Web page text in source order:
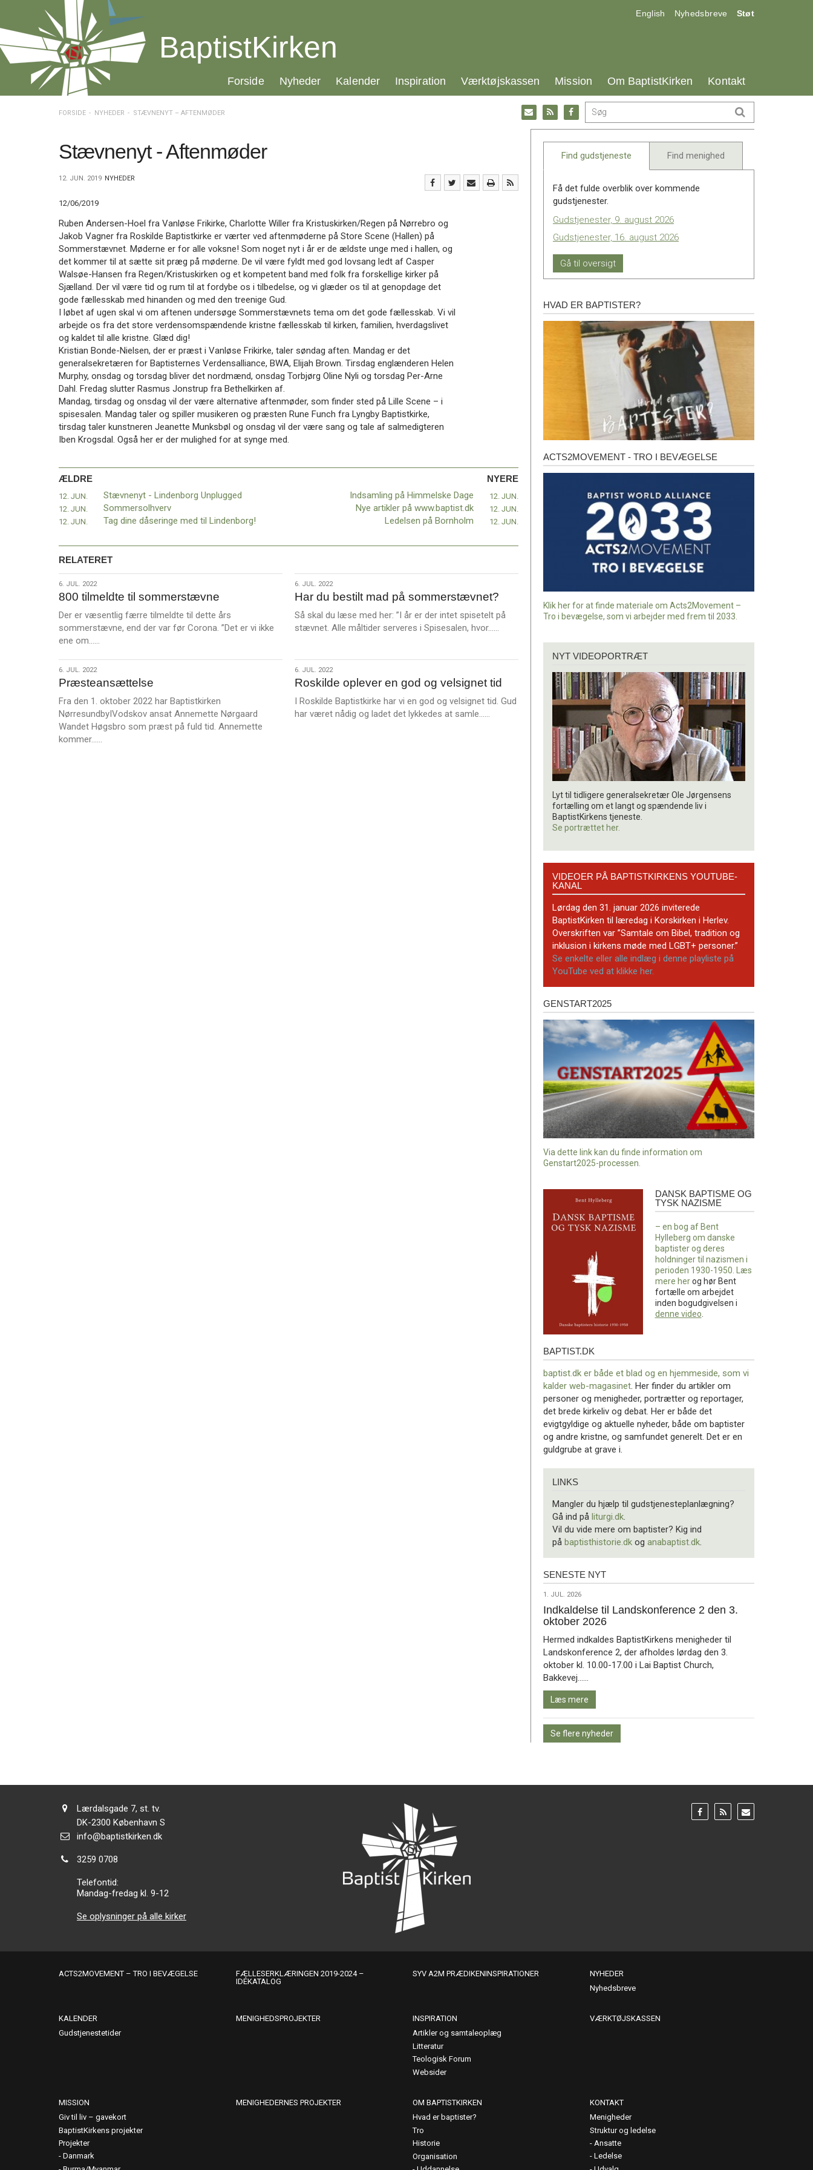
over
og
gå
Vend
tilbage
Værktøjskassen
BaptistKirken
Inspiration
Værktøjskassen
BaptistKirken
17.0:
English 18.0:
Nyhedsbreve 19.0:
Støt
BaptistKirken
20.0:
Forside 21.0:
Nyheder 22.0:
Kalender 23.0:
Inspiration 24.0:
Værktøjskassen 25.0:
Mission 26.0:
Om BaptistKirken 27.0:
Kontakt
FORSIDE NYHEDER STÆVNENYT – AFTENMØDER
Gå
til:
Facebook
Gå
til:
RSS
feed
Gå
til:
Email
Stævnenyt - Aftenmøder
12. JUN. 2019 NYHEDER
12/06/2019
Ruben Andersen-Hoel fra Vanløse Frikirke, Charlotte Willer fra Kristuskirken/Regen på Nørrebro og
Jakob Vagner fra Roskilde Baptistkirke er værter ved aftenmøderne på Store Scene (Hallen) på
Sommerstævnet. Møderne er for alle voksne! Som noget nyt i år er de ældste unge med i hallen, og
det kommer til at sætte sit præg på møderne. De vil være fyldt med god lovsang ledt af Casper
Walsøe-Hansen fra Regen/Kristuskirken og et kompetent band med folk fra forskellige kirker på
Sjælland. Der vil være tid og rum til at fordybe os i tilbedelse, og vi glæder os til at genopdage det
gode fællesskab med hinanden og med den treenige Gud.
I løbet af ugen skal vi om aftenen undersøge Sommerstævnets tema om det gode fællesskab. Vi vil
arbejde os fra det store verdensomspændende kristne fællesskab til kirken, familien, hverdagslivet
og kaldet til alle kristne. Glæd dig!
Kristian Bonde-Nielsen, der er præst i Vanløse Frikirke, taler søndag aften. Mandag er det
generalsekretæren for Baptisternes Verdensalliance, BWA, Elijah Brown. Tirsdag englænderen Helen
Murphy, onsdag og torsdag bliver det nordmænd, onsdag Torbjørg Oline Nyli og torsdag Per-Arne
Dahl. Fredag slutter Rasmus Jonstrup fra Bethelkirken af.
Mandag, tirsdag og onsdag vil der være alternative aftenmøder, som finder sted på Lille Scene – i
spisesalen. Mandag taler og spiller musikeren og præsten Rune Funch fra Lyngby Baptistkirke,
tirsdag taler kunstneren Jeanette Munksbøl og onsdag vil der være sang og tale af salmedigteren
Iben Krogsdal. Også her er der mulighed for at synge med.
ÆLDRE
12. JUN. Stævnenyt - Lindenborg Unplugged
12. JUN. Sommersolhverv
12. JUN. Tag dine dåseringe med til Lindenborg!
NYERE
Indsamling på Himmelske Dage 12. JUN.
Nye artikler på www.baptist.dk 12. JUN.
Ledelsen på Bornholm 12. JUN.
RELATERET
6.
jul.
2022
6. JUL. 2022
800 tilmeldte til sommerstævne
Der er væsentlig færre tilmeldte til dette års
sommerstævne, end der var før Corona. ”Det er vi ikke
ene om……
m
r
e
6.
jul.
2022
6. JUL. 2022
Har du bestilt mad på sommerstævnet?
Så skal du læse med her: ”I år er der intet spisetelt på
stævnet. Alle måltider serveres i Spisesalen, hvor……
e
e
6.
jul.
2022
6. JUL. 2022
Præsteansættelse
Fra den 1. oktober 2022 har Baptistkirken
NørresundbyIVodskov ansat Annemette Nørgaard
Wandet Høgsbro som præst på fuld tid. Annemette
kommer……
6.
jul.
2022
6. JUL. 2022
Roskilde oplever en god og velsignet tid
I Roskilde Baptistkirke har vi en god og velsignet tid. Gud
har været nådig og ladet det lykkedes at samle……
Find gudstjeneste Find menighed
Få det fulde overblik over kommende
gudstjenester.
Gudstjenester, 9. august 2026
Gudstjenester, 16. august 2026
Gå til oversigt
Hvad
er
baptister?
HVAD ER BAPTISTER?
Acts2Movement
ACTS2MOVEMENT - TRO I BEVÆGELSE
Klik her for at finde materiale om Acts2Movement –
Tro i bevægelse, som vi arbejder med frem til 2033.
videoportræt
NYT VIDEOPORTRÆT
Lyt til tidligere generalsekretær Ole Jørgensens
fortælling om et langt og spændende liv i
BaptistKirkens tjeneste.
Se portrættet her.
BaptistKirkens
YouTube-
kanal
VIDEOER PÅ BAPTISTKIRKENS YOUTUBE-
KANAL
Lørdag den 31. januar 2026 inviterede
BaptistKirken til læredag i Korskirken i Herlev.
Overskriften var ”Samtale om Bibel, tradition og
inklusion i kirkens møde med LGBT+ personer.”
Se enkelte eller alle indlæg i denne playliste på
YouTube ved at klikke her.
Genstart2025
GENSTART2025
Via dette link kan du finde information om
Genstart2025-processen.
tysk
DANSK BAPTISME OG
TYSK NAZISME
– en bog af Bent
Hylleberg om danske
baptister og deres
holdninger til nazismen i
perioden 1930-1950. Læs
mere herog hør Bent
fortælle om arbejdet
inden bogudgivelsen i
denne video.
baptist.dk
BAPTIST.DK
baptist.dk er både et blad og en hjemmeside, som vi
kalder web-magasinet . Her finder du artikler om
personer og menigheder, portrætter og reportager,
det brede kirkeliv og debat. Her er både det
evigtgyldige og aktuelle nyheder, både om baptister
og andre kristne, og samfundet generelt. Det er en
guldgrube at grave i.
LINKS
Mangler du hjælp til gudstjenesteplanlægning?
Gå ind på liturgi.dk
Vil du vide mere om baptister? Kig ind
på baptisthistorie.dk og anabaptist.dk
Seneste
SENESTE NYT
1.
jul.
2026
1. JUL. 2026
Indkaldelse til Landskonference 2 den 3.
oktober 2026
Hermed indkaldes BaptistKirkens menigheder til
Landskonference 2, der afholdes lørdag den 3.
oktober kl. 10.00-17.00 i Lai Baptist Church,
Bakkevej……
mere
Læs mere
Se flere nyheder
Adresse:
Lærdalsgade 7, st. tv.
Adresse:
DK-2300 København S
Send
info@baptistkirken.dk
Tlf.:
3259 0708
Telefontid:
Mandag-fredag kl. 9-12
Se oplysninger på alle kirker
Gå
til:
Gå
til:
Gå
til:
ACTS2MOVEMENT – TRO I BEVÆGELSE
FÆLLESERKLÆRINGEN 2019-2024 –
IDÉKATALOG
SYV A2M PRÆDIKENINSPIRATIONER
NYHEDER
Nyhedsbreve
KALENDER
Gudstjenestetider
MENIGHEDSPROJEKTER
INSPIRATION
Artikler og samtaleoplæg
Litteratur
Teologisk Forum
Websider
VÆRKTØJSKASSEN
MISSION
Giv til liv – gavekort
BaptistKirkens projekter
Projekter
Danmark
MENIGHEDERNES PROJEKTER
OM BAPTISTKIRKEN
Hvad er baptister?
Tro
Historie
Organisation
KONTAKT
Menigheder
Struktur og ledelse
Ansatte
Ledelse